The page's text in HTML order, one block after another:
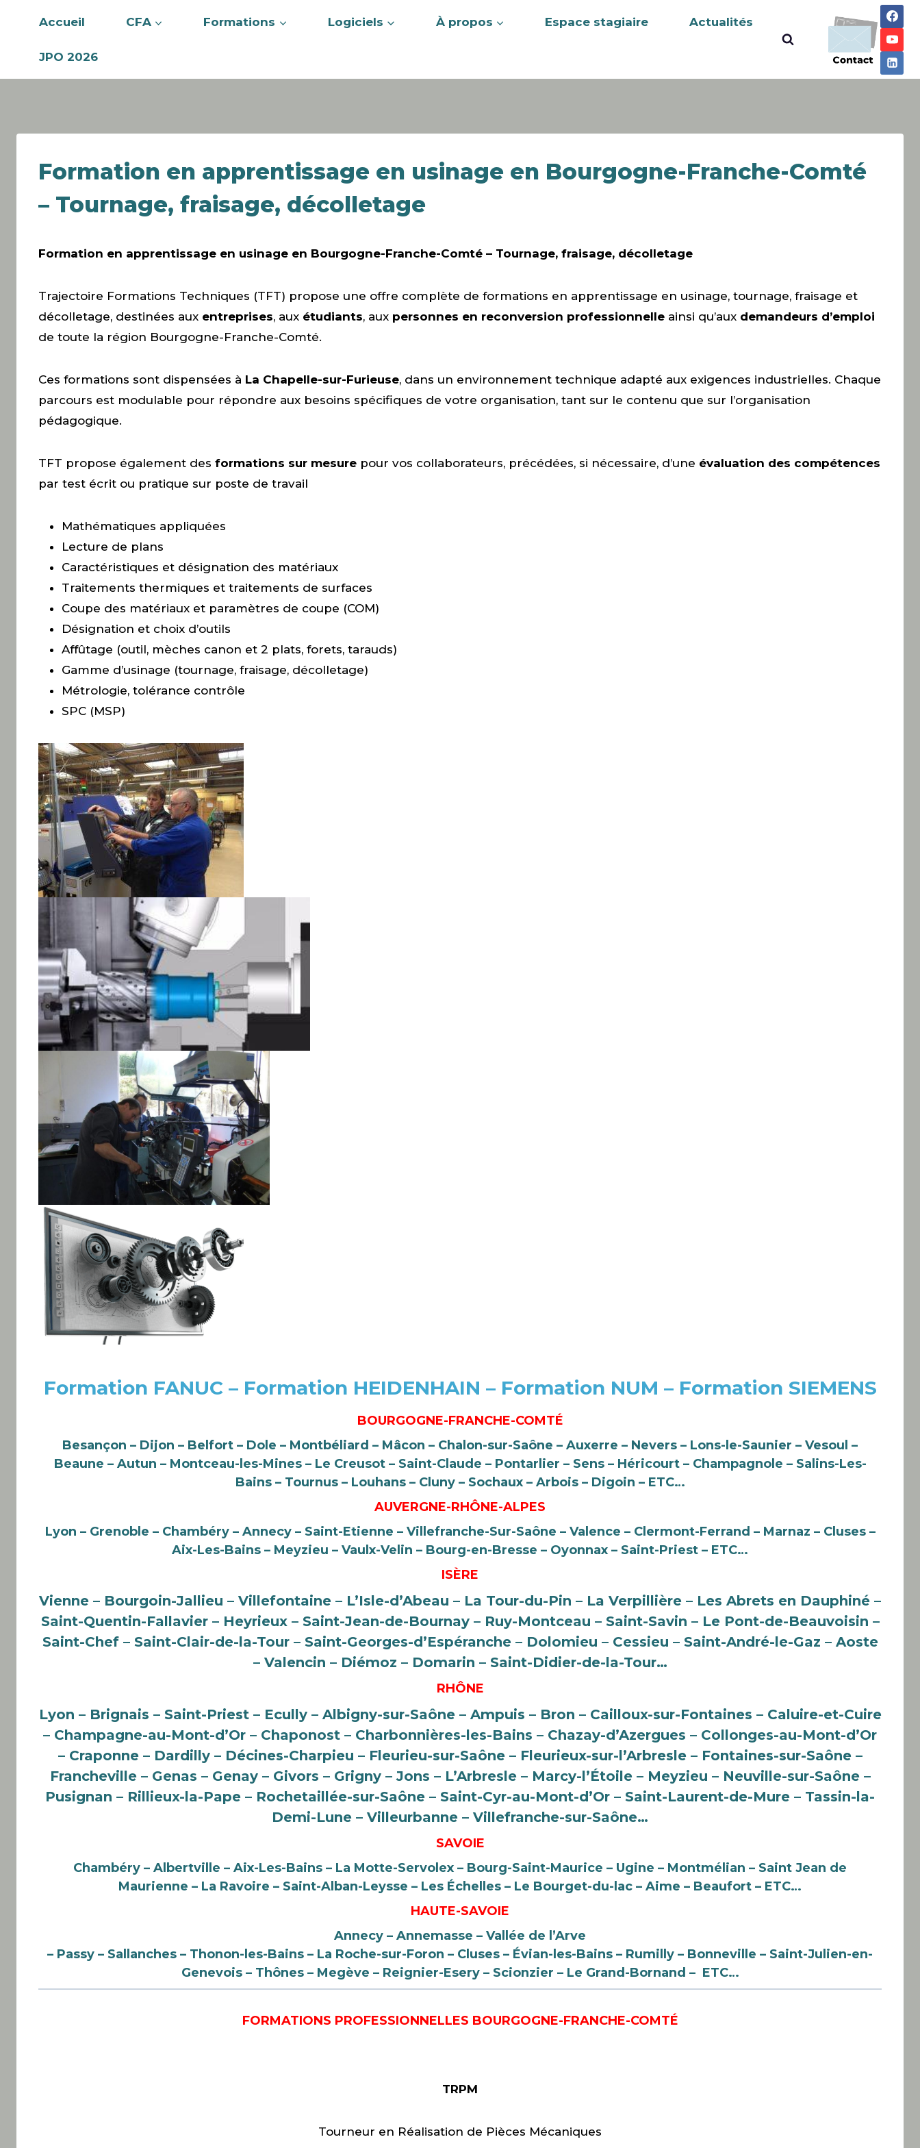
Accueil CFA Formations Logiciels À propos Espace stagiaire Actualités
JPO 2026
Formation en apprentissage en usinage en Bourgogne-Franche-Comté
– Tournage, fraisage, décolletage
Formation en apprentissage en usinage en Bourgogne-Franche-Comté – Tournage, fraisage, décolletage
Trajectoire Formations Techniques (TFT) propose une offre complète de formations en apprentissage en usinage, tournage, fraisage et
décolletage, destinées aux entreprises, aux étudiants, aux personnes en reconversion professionnelle ainsi qu’aux demandeurs d’emploi
de toute la région Bourgogne-Franche-Comté.
Ces formations sont dispensées à La Chapelle-sur-Furieuse, dans un environnement technique adapté aux exigences industrielles. Chaque
parcours est modulable pour répondre aux besoins spécifiques de votre organisation, tant sur le contenu que sur l’organisation
pédagogique.
TFT propose également des formations sur mesure pour vos collaborateurs, précédées, si nécessaire, d’une évaluation des compétences
par test écrit ou pratique sur poste de travail
Mathématiques appliquées
Lecture de plans
Caractéristiques et désignation des matériaux
Traitements thermiques et traitements de surfaces
Coupe des matériaux et paramètres de coupe (COM)
Désignation et choix d’outils
Affûtage (outil, mèches canon et 2 plats, forets, tarauds)
Gamme d’usinage (tournage, fraisage, décolletage)
Métrologie, tolérance contrôle
SPC (MSP)
Formation FANUC – Formation HEIDENHAIN – Formation NUM – Formation SIEMENS
BOURGOGNE-FRANCHE-COMTÉ
Besançon – Dijon – Belfort – Dole – Montbéliard – Mâcon – Chalon-sur-Saône – Auxerre – Nevers – Lons-le-Saunier – Vesoul –
Beaune – Autun – Montceau-les-Mines – Le Creusot – Saint-Claude – Pontarlier – Sens – Héricourt – Champagnole – Salins-Les-
Bains – Tournus – Louhans – Cluny – Sochaux – Arbois – Digoin – ETC…
AUVERGNE-RHÔNE-ALPES
Lyon – Grenoble – Chambéry – Annecy – Saint-Etienne – Villefranche-Sur-Saône – Valence – Clermont-Ferrand – Marnaz – Cluses –
Aix-Les-Bains – Meyzieu – Vaulx-Velin – Bourg-en-Bresse – Oyonnax – Saint-Priest – ETC…
ISÈRE
Vienne – Bourgoin-Jallieu – Villefontaine – L’Isle-d’Abeau – La Tour-du-Pin – La Verpillière – Les Abrets en Dauphiné –
Saint-Quentin-Fallavier – Heyrieux – Saint-Jean-de-Bournay – Ruy-Montceau – Saint-Savin – Le Pont-de-Beauvoisin –
Saint-Chef – Saint-Clair-de-la-Tour – Saint-Georges-d’Espéranche – Dolomieu – Cessieu – Saint-André-le-Gaz – Aoste
– Valencin – Diémoz – Domarin – Saint-Didier-de-la-Tour…
RHÔNE
Lyon – Brignais – Saint-Priest – Ecully – Albigny-sur-Saône – Ampuis – Bron – Cailloux-sur-Fontaines – Caluire-et-Cuire
– Champagne-au-Mont-d’Or – Chaponost – Charbonnières-les-Bains – Chazay-d’Azergues – Collonges-au-Mont-d’Or
– Craponne – Dardilly – Décines-Charpieu – Fleurieu-sur-Saône – Fleurieux-sur-l’Arbresle – Fontaines-sur-Saône –
Francheville – Genas – Genay – Givors – Grigny – Jons – L’Arbresle – Marcy-l’Étoile – Meyzieu – Neuville-sur-Saône –
Pusignan – Rillieux-la-Pape – Rochetaillée-sur-Saône – Saint-Cyr-au-Mont-d’Or – Saint-Laurent-de-Mure – Tassin-la-
Demi-Lune – Villeurbanne – Villefranche-sur-Saône…
SAVOIE
Chambéry – Albertville – Aix-Les-Bains – La Motte-Servolex – Bourg-Saint-Maurice – Ugine – Montmélian – Saint Jean de
Maurienne – La Ravoire – Saint-Alban-Leysse – Les Échelles – Le Bourget-du-lac – Aime – Beaufort – ETC…
HAUTE-SAVOIE
Annecy – Annemasse – Vallée de l’Arve
– Passy – Sallanches – Thonon-les-Bains – La Roche-sur-Foron – Cluses – Évian-les-Bains – Rumilly – Bonneville – Saint-Julien-en-
Genevois – Thônes– Megève – Reignier-Esery – Scionzier – Le Grand-Bornand – ETC…
FORMATIONS PROFESSIONNELLES BOURGOGNE-FRANCHE-COMTÉ
TRPM
Tourneur en Réalisation de Pièces Mécaniques